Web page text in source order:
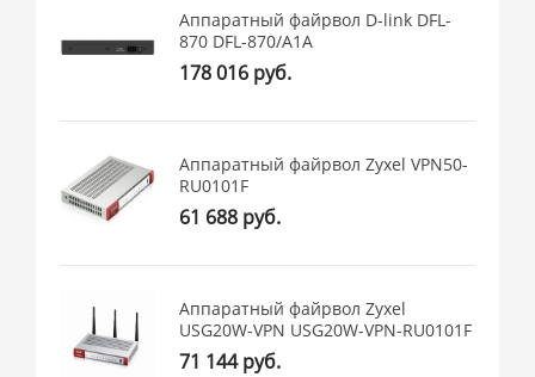
Аппаратный файрвол D-link DFL-
870 DFL-870/A1A
178 016 руб.
Аппаратный файрвол Zyxel VPN50-
RU0101F
61 688 руб.
Аппаратный файрвол Zyxel
USG20W-VPN USG20W-VPN-RU0101F
71 144 руб.